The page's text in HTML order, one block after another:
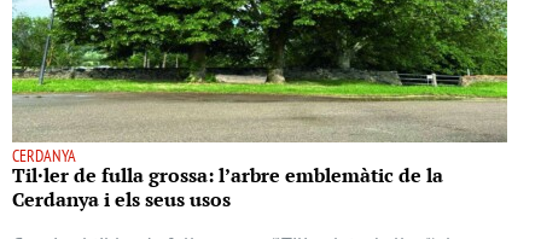
CERDANYA
Til·ler de fulla grossa: l’arbre emblemàtic de la
Cerdanya i els seus usos